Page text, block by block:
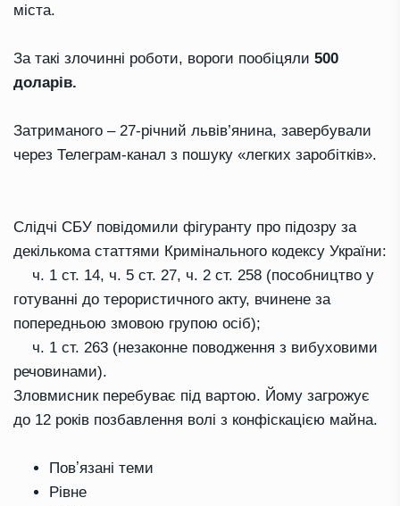
міста.
За такі злочинні роботи, вороги пообіцяли 500
доларів.
Затриманого – 27-річний львів’янина, завербували
через Телеграм-канал з пошуку «легких заробітків».
Слідчі СБУ повідомили фігуранту про підозру за
декількома статтями Кримінального кодексу України:
ч. 1 ст. 14, ч. 5 ст. 27, ч. 2 ст. 258 (пособництво у
готуванні до терористичного акту, вчинене за
попередньою змовою групою осіб);
ч. 1 ст. 263 (незаконне поводження з вибуховими
речовинами).
Зловмисник перебуває під вартою. Йому загрожує
до 12 років позбавлення волі з конфіскацією майна.
Повʼязані теми
Рівне